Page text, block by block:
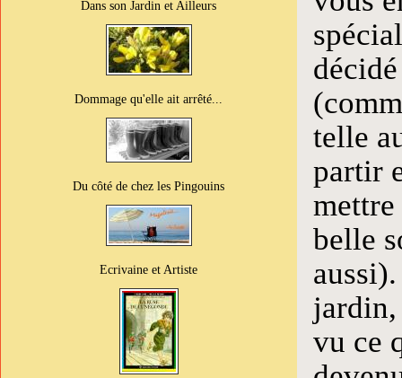
Dans son Jardin et Ailleurs
Dommage qu'elle ait arrêté...
Du côté de chez les Pingouins
Ecrivaine et Artiste
telle
partir
belle
jardin,
vu ce